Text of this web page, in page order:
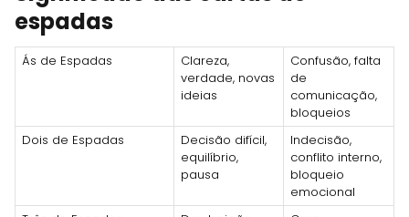
espadas
Ás de Espadas
Clareza,
verdade, novas
ideias
Confusão, falta
de
comunicação,
bloqueios
Dois de Espadas
Decisão difícil,
equilíbrio,
pausa
Indecisão,
conflito interno,
bloqueio
emocional